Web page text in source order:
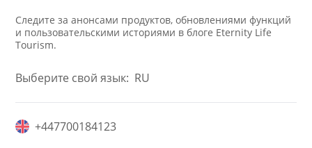
Следите за анонсами продуктов, обновлениями функций
и пользовательскими историями в блоге Eternity Life
Tourism.
Выберите свой язык: RU
+447700184123